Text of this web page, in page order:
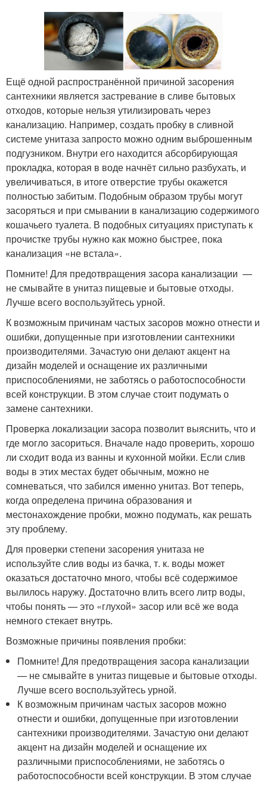
Ещё одной распространённой причиной засорения
сантехники является застревание в сливе бытовых
отходов, которые нельзя утилизировать через
канализацию. Например, создать пробку в сливной
системе унитаза запросто можно одним выброшенным
подгузником. Внутри его находится абсорбирующая
прокладка, которая в воде начнёт сильно разбухать, и
увеличиваться, в итоге отверстие трубы окажется
полностью забитым. Подобным образом трубы могут
засоряться и при смывании в канализацию содержимого
кошачьего туалета. В подобных ситуациях приступать к
прочистке трубы нужно как можно быстрее, пока
канализация «не встала».
Помните! Для предотвращения засора канализации —
не смывайте в унитаз пищевые и бытовые отходы.
Лучше всего воспользуйтесь урной.
К возможным причинам частых засоров можно отнести и
ошибки, допущенные при изготовлении сантехники
производителями. Зачастую они делают акцент на
дизайн моделей и оснащение их различными
приспособлениями, не заботясь о работоспособности
всей конструкции. В этом случае стоит подумать о
замене сантехники.
Проверка локализации засора позволит выяснить, что и
где могло засориться. Вначале надо проверить, хорошо
ли сходит вода из ванны и кухонной мойки. Если слив
воды в этих местах будет обычным, можно не
сомневаться, что забился именно унитаз. Вот теперь,
когда определена причина образования и
местонахождение пробки, можно подумать, как решать
эту проблему.
Для проверки степени засорения унитаза не
используйте слив воды из бачка, т. к. воды может
оказаться достаточно много, чтобы всё содержимое
вылилось наружу. Достаточно влить всего литр воды,
чтобы понять — это «глухой» засор или всё же вода
немного стекает внутрь.
Возможные причины появления пробки:
Помните! Для предотвращения засора канализации
— не смывайте в унитаз пищевые и бытовые отходы.
Лучше всего воспользуйтесь урной.
К возможным причинам частых засоров можно
отнести и ошибки, допущенные при изготовлении
сантехники производителями. Зачастую они делают
акцент на дизайн моделей и оснащение их
различными приспособлениями, не заботясь о
работоспособности всей конструкции. В этом случае